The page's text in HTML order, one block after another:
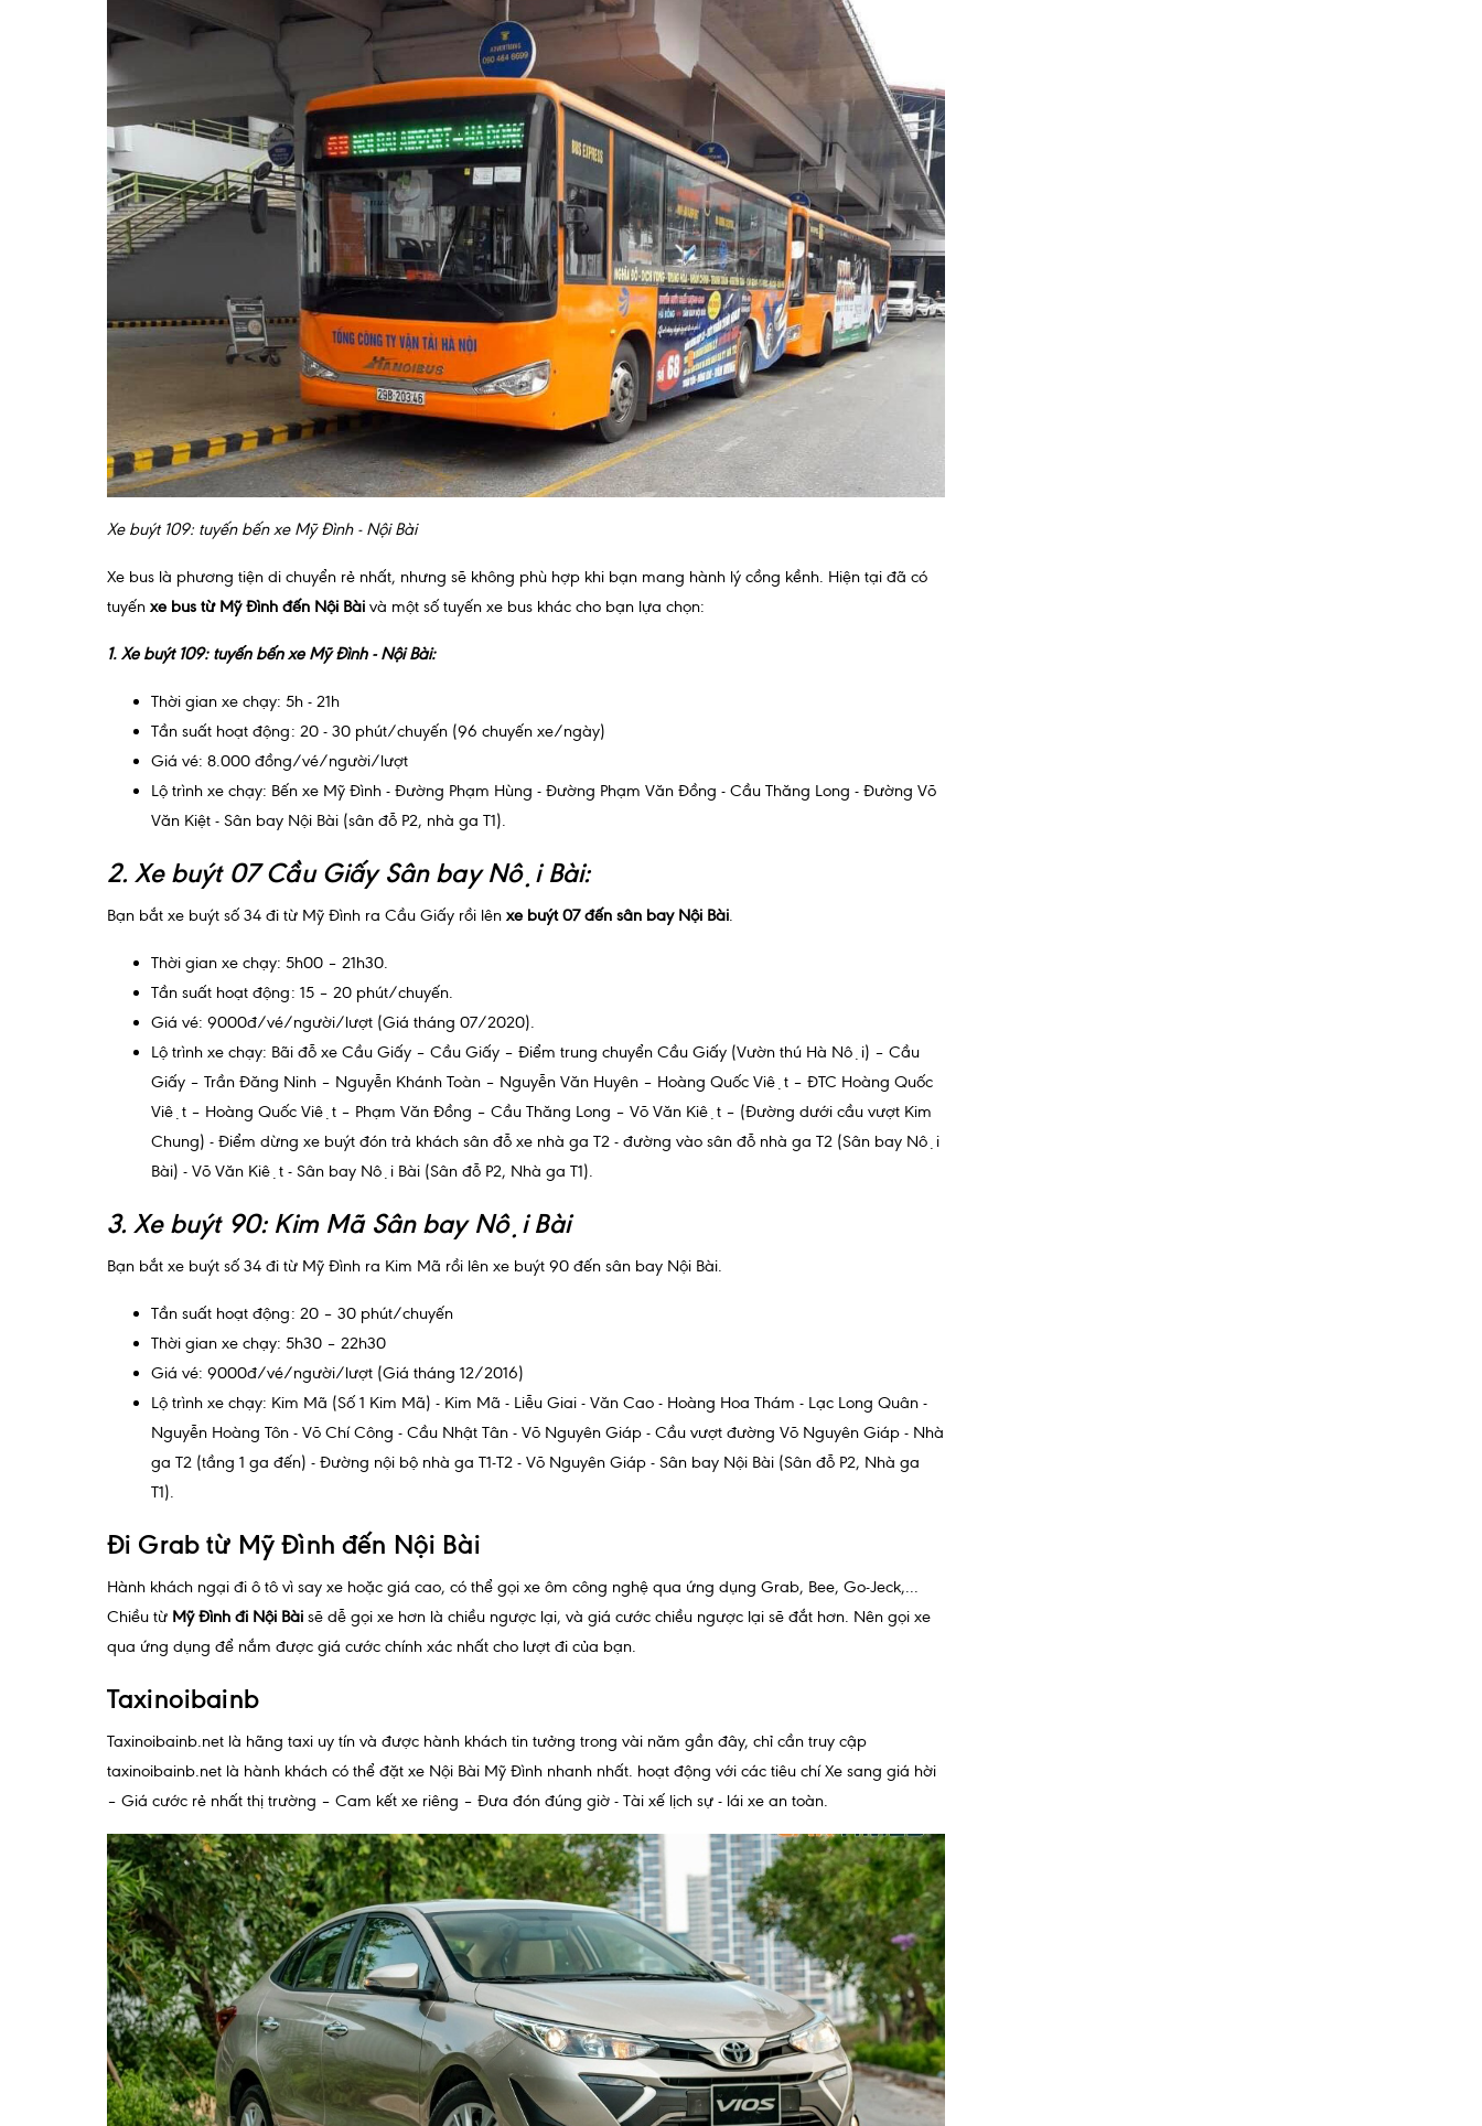
Xe buýt 109: tuyến bến xe Mỹ Đình - Nội Bài
Xe bus là phương tiện di chuyển rẻ nhất, nhưng sẽ không phù hợp khi bạn mang hành lý cồng kềnh. Hiện tại đã có
tuyến xe bus từ Mỹ Đình đến Nội Bài và một số tuyến xe bus khác cho bạn lựa chọn:
1. Xe buýt 109: tuyến bến xe Mỹ Đình - Nội Bài:
Thời gian xe chạy: 5h - 21h
Tần suất hoạt động: 20 - 30 phút/chuyến (96 chuyến xe/ngày)
Giá vé: 8.000 đồng/vé/người/lượt
Lộ trình xe chạy: Bến xe Mỹ Đình - Đường Phạm Hùng - Đường Phạm Văn Đồng - Cầu Thăng Long - Đường Võ
Văn Kiệt - Sân bay Nội Bài (sân đỗ P2, nhà ga T1).
2. Xe buýt 07 Cầu Giấy Sân bay Nội Bài:
Bạn bắt xe buýt số 34 đi từ Mỹ Đình ra Cầu Giấy rồi lên xe buýt 07 đến sân bay Nội Bài.
Thời gian xe chạy: 5h00 – 21h30.
Tần suất hoạt động: 15 – 20 phút/chuyến.
Giá vé: 9000đ/vé/người/lượt (Giá tháng 07/2020).
Lộ trình xe chạy: Bãi đỗ xe Cầu Giấy – Cầu Giấy – Điểm trung chuyển Cầu Giấy (Vườn thú Hà Nội) – Cầu
Giấy – Trần Đăng Ninh – Nguyễn Khánh Toàn – Nguyễn Văn Huyên – Hoàng Quốc Việt – ĐTC Hoàng Quốc
Việt – Hoàng Quốc Việt – Phạm Văn Đồng – Cầu Thăng Long – Võ Văn Kiệt – (Đường dưới cầu vượt Kim
Chung) - Điểm dừng xe buýt đón trả khách sân đỗ xe nhà ga T2 - đường vào sân đỗ nhà ga T2 (Sân bay Nội
Bài) - Võ Văn Kiệt - Sân bay Nội Bài (Sân đỗ P2, Nhà ga T1).
3. Xe buýt 90: Kim Mã Sân bay Nội Bài
Bạn bắt xe buýt số 34 đi từ Mỹ Đình ra Kim Mã rồi lên xe buýt 90 đến sân bay Nội Bài.
Tần suất hoạt động: 20 – 30 phút/chuyến
Thời gian xe chạy: 5h30 – 22h30
Giá vé: 9000đ/vé/người/lượt (Giá tháng 12/2016)
Lộ trình xe chạy: Kim Mã (Số 1 Kim Mã) - Kim Mã - Liễu Giai - Văn Cao - Hoàng Hoa Thám - Lạc Long Quân -
Nguyễn Hoàng Tôn - Võ Chí Công - Cầu Nhật Tân - Võ Nguyên Giáp - Cầu vượt đường Võ Nguyên Giáp - Nhà
ga T2 (tầng 1 ga đến) - Đường nội bộ nhà ga T1-T2 - Võ Nguyên Giáp - Sân bay Nội Bài (Sân đỗ P2, Nhà ga
T1).
Đi Grab từ Mỹ Đình đến Nội Bài
Hành khách ngại đi ô tô vì say xe hoặc giá cao, có thể gọi xe ôm công nghệ qua ứng dụng Grab, Bee, Go-Jeck,...
Chiều từ Mỹ Đình đi Nội Bài sẽ dễ gọi xe hơn là chiều ngược lại, và giá cước chiều ngược lại sẽ đắt hơn. Nên gọi xe
qua ứng dụng để nắm được giá cước chính xác nhất cho lượt đi của bạn.
Taxinoibainb
Taxinoibainb.net là hãng taxi uy tín và được hành khách tin tưởng trong vài năm gần đây, chỉ cần truy cập
taxinoibainb.net là hành khách có thể đặt xe Nội Bài Mỹ Đình nhanh nhất. hoạt động với các tiêu chí Xe sang giá hời
– Giá cước rẻ nhất thị trường – Cam kết xe riêng – Đưa đón đúng giờ - Tài xế lịch sự - lái xe an toàn.